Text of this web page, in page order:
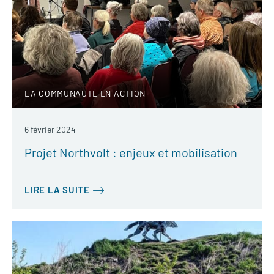
LA COMMUNAUTÉ EN ACTION
6 février 2024
Projet Northvolt : enjeux et mobilisation
LIRE LA SUITE